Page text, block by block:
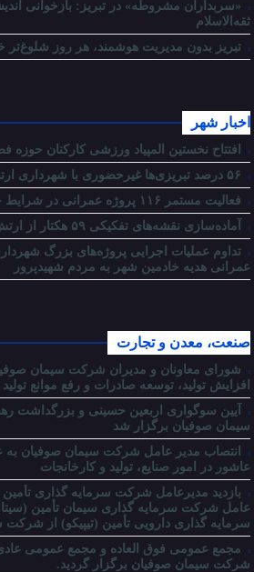
«سربداران مشروطه» در تبریز: بازخوانی
ثقه‌الاسلام
تبریز بدون مدیریت هوشمند، هر روز شلوغ‌تر
اخبار شهر
افتتاح نخستین المپیاد ورزشی کارکنان حوزه
فعالیت مستمر ۱۱۶ پروژه عمرانی در شرایط جنگی
آماده‌سازی نقشه‌های تفکیکی ۵۹ هکتار از ارتش در کمربندی میانی
تداوم عملیات اجرایی پروژه‌های بزرگ
عمرانی هدیه خادمین شهر به مردم شهیدپرور
صنعت، معدن و تجارت
شورای معاونان و مدیران شرکت سیمان
افزایش تولید، توسعه صادرات و رفع موانع تولید
آیین سوگواری اربعین حسینی و بزرگداشت
سیمان صوفیان برگزار شد
انتصاب مدیر عامل شرکت سیمان صوفیان به
عاشور در امور صنایع، تولید و کارخانجات
بازدید مدیرعامل شرکت سرمایه گذاری
عامل شرکت سرمایه گذاری سیمان تأمین
سرمایه گذاری دارویی تأمین (تیپیکو) از
مجمع عمومی فوق العاده و مجمع عمومی
شرکت سیمان صوفیان برگزار گردید.